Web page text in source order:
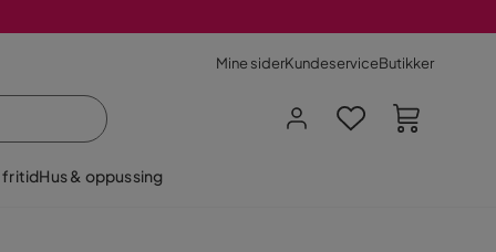
Mine siderKundeserviceButikker
fritidHus & oppussing